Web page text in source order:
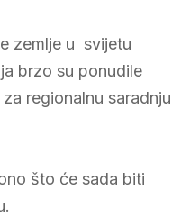
zemlje u svijetu
brzo su ponudile
regionalnu saradnju
što će sada biti